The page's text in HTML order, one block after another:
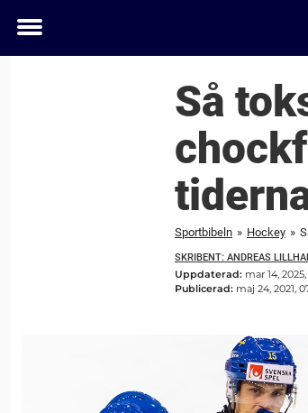
Toggle
Så
Sportbibeln » Hockey »
SKRIBENT: ANDREAS
Uppdaterad: mar 14, 2025,
Publicerad: maj 24, 2021,